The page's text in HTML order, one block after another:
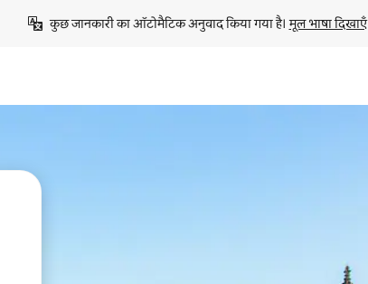
कुछ जानकारी का ऑटोमैटिक अनुवाद किया गया है। मूल भाषा दिखाएँ